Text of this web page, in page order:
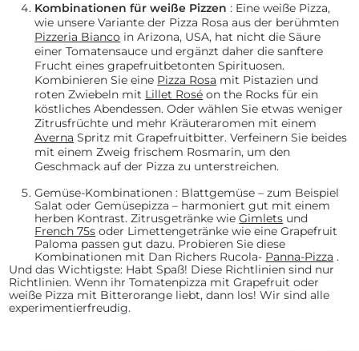
Kombinationen für weiße Pizzen : Eine weiße Pizza,
wie unsere Variante der Pizza Rosa aus der berühmten
Pizzeria Bianco in Arizona, USA, hat nicht die Säure
einer Tomatensauce und ergänzt daher die sanftere
Frucht eines grapefruitbetonten Spirituosen.
Kombinieren Sie eine Pizza Rosa mit Pistazien und
roten Zwiebeln mit Lillet Rosé on the Rocks für ein
köstliches Abendessen. Oder wählen Sie etwas weniger
Zitrusfrüchte und mehr Kräuteraromen mit einem
Averna Spritz mit Grapefruitbitter. Verfeinern Sie beides
mit einem Zweig frischem Rosmarin, um den
Geschmack auf der Pizza zu unterstreichen.
Gemüse-Kombinationen : Blattgemüse – zum Beispiel
Salat oder Gemüsepizza – harmoniert gut mit einem
herben Kontrast. Zitrusgetränke wieGimlets und
French 75s oder Limettengetränke wie eine Grapefruit
Paloma passen gut dazu. Probieren Sie diese
Kombinationen mit Dan Richers Rucola- Panna-Pizza .
Und das Wichtigste: Habt Spaß! Diese Richtlinien sind nur
Richtlinien. Wenn ihr Tomatenpizza mit Grapefruit oder
weiße Pizza mit Bitterorange liebt, dann los! Wir sind alle
experimentierfreudig.